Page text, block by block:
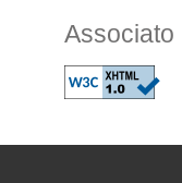
Associato